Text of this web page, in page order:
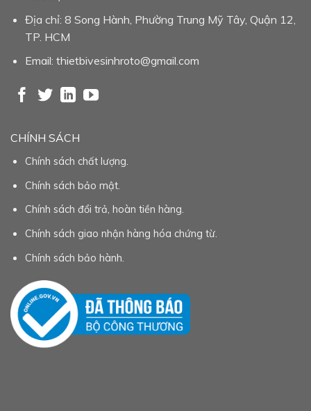
Địa chỉ: 8 Song Hành, Phường Trung Mỹ Tây, Quận 12,
TP. HCM
Email: thietbivesinhroto@gmail.com
CHÍNH SÁCH
Chính sách chất lượng.
Chính sách bảo mật.
Chính sách đổi trả, hoàn tiền hàng.
Chính sách giao nhận hàng hóa chứng từ.
Chính sách bảo hành.